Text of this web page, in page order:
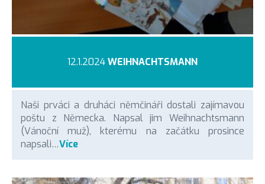
12.1.2024WEIHNACHTSMANN
Naši prváci a druháci němčináři dostali zajímavou
poštu z Německa. Napsal jim Weihnachtsmann
(Vánoční muž), kterému na začátku prosince
napsali…Více